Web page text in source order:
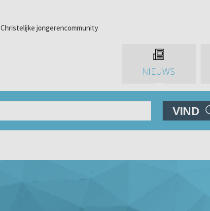
Christelijke jongerencommunity
NIEUWS
VIND